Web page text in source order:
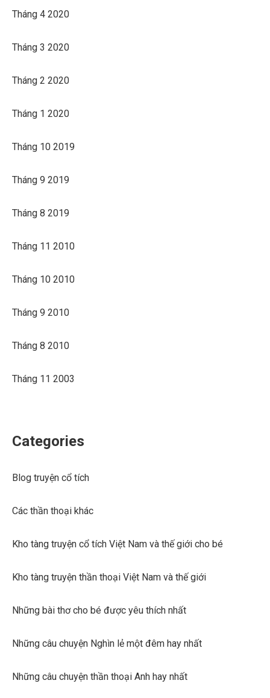
Tháng 4 2020
Tháng 3 2020
Tháng 2 2020
Tháng 1 2020
Tháng 10 2019
Tháng 9 2019
Tháng 8 2019
Tháng 11 2010
Tháng 10 2010
Tháng 9 2010
Tháng 8 2010
Tháng 11 2003
Categories
Blog truyện cổ tích
Các thần thoại khác
Kho tàng truyện cổ tích Việt Nam và thế giới cho bé
Kho tàng truyện thần thoại Việt Nam và thế giới
Những bài thơ cho bé được yêu thích nhất
Những câu chuyện Nghìn lẻ một đêm hay nhất
Những câu chuyện thần thoại Anh hay nhất